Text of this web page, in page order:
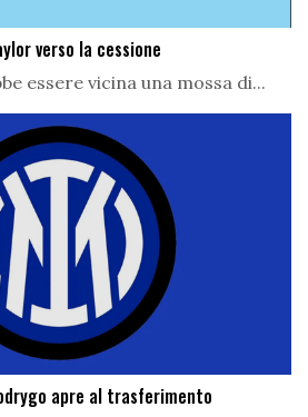
verso la cessione
essere vicina una mossa di...
apre al trasferimento